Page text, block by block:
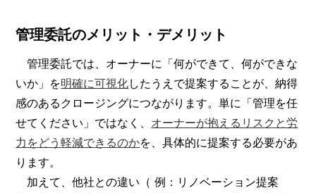
管理委託のメリット・デメリット
管理委託では、オーナーに「何ができて、何ができな
いか」を明確に可視化したうえで提案することが、納得
感のあるクロージングにつながります。単に「管理を任
せてください」ではなく、 オーナーが抱えるリスクと労
力をどう軽減できるのかを、具体的に提案する必要があ
ります。
加えて、他社との違い（ 例：リノベーション提案